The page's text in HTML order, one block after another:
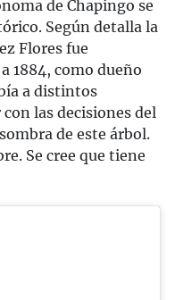
de Chapingo se
Según detalla la
Flores fue
1884, como dueño
a distintos
las decisiones del
de este árbol.
Se cree que tiene